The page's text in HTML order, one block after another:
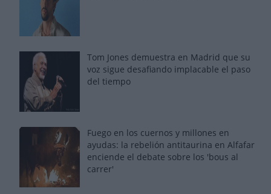
Tom Jones demuestra en Madrid que su
voz sigue desafiando implacable el paso
del tiempo
Fuego en los cuernos y millones en
ayudas: la rebelión antitaurina en Alfafar
enciende el debate sobre los 'bous al
carrer'